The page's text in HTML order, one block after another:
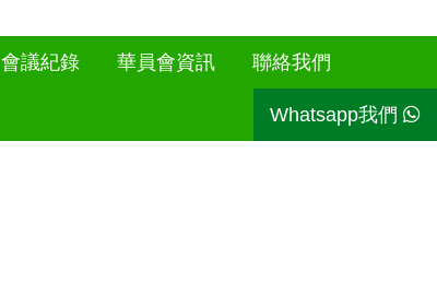
會議紀錄 華員會資訊 聯絡我們
Whatsapp我們